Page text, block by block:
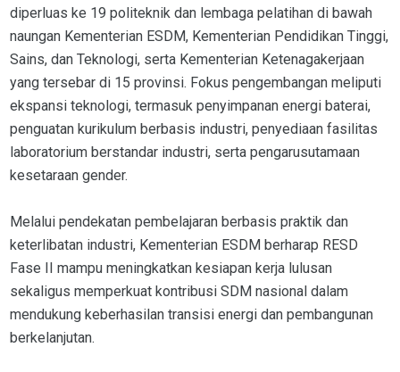
diperluas ke 19 politeknik dan lembaga pelatihan di bawah
naungan Kementerian ESDM, Kementerian Pendidikan Tinggi,
Sains, dan Teknologi, serta Kementerian Ketenagakerjaan
yang tersebar di 15 provinsi. Fokus pengembangan meliputi
ekspansi teknologi, termasuk penyimpanan energi baterai,
penguatan kurikulum berbasis industri, penyediaan fasilitas
laboratorium berstandar industri, serta pengarusutamaan
kesetaraan gender.
Melalui pendekatan pembelajaran berbasis praktik dan
keterlibatan industri, Kementerian ESDM berharap RESD
Fase II mampu meningkatkan kesiapan kerja lulusan
sekaligus memperkuat kontribusi SDM nasional dalam
mendukung keberhasilan transisi energi dan pembangunan
berkelanjutan.